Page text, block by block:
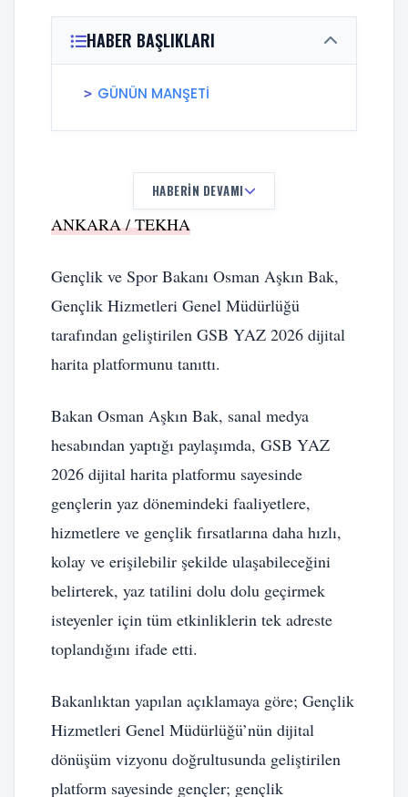
HABER BAŞLIKLARI
GÜNÜN MANŞETİ
HABERIN DEVAMI
ANKARA / TEKHA
Gençlik ve Spor Bakanı Osman Aşkın Bak,
Gençlik Hizmetleri Genel Müdürlüğü
tarafından geliştirilen GSB YAZ 2026 dijital
harita platformunu tanıttı.
Bakan Osman Aşkın Bak, sanal medya
hesabından yaptığı paylaşımda, GSB YAZ
2026 dijital harita platformu sayesinde
gençlerin yaz dönemindeki faaliyetlere,
hizmetlere ve gençlik fırsatlarına daha hızlı,
kolay ve erişilebilir şekilde ulaşabileceğini
belirterek, yaz tatilini dolu dolu geçirmek
isteyenler için tüm etkinliklerin tek adreste
toplandığını ifade etti.
Bakanlıktan yapılan açıklamaya göre; Gençlik
Hizmetleri Genel Müdürlüğü’nün dijital
dönüşüm vizyonu doğrultusunda geliştirilen
platform sayesinde gençler; gençlik